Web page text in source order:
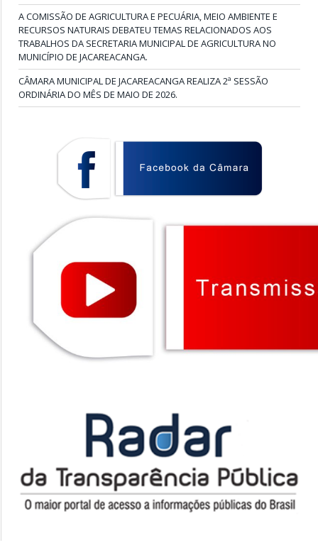
A COMISSÃO DE AGRICULTURA E PECUÁRIA, MEIO AMBIENTE E
RECURSOS NATURAIS DEBATEU TEMAS RELACIONADOS AOS
TRABALHOS DA SECRETARIA MUNICIPAL DE AGRICULTURA NO
MUNICÍPIO DE JACAREACANGA.
CÂMARA MUNICIPAL DE JACAREACANGA REALIZA 2ª SESSÃO
ORDINÁRIA DO MÊS DE MAIO DE 2026.